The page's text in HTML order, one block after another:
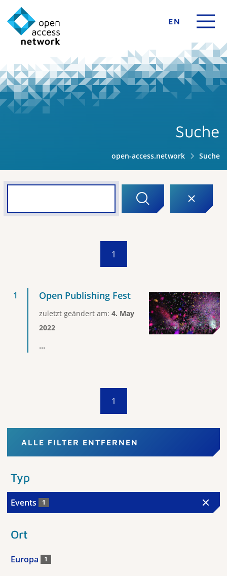
EN
Suche
open-access.network Suche
1
Open Publishing Fest
zuletzt geändert am: 4. May
2022
...
1
ALLE FILTER ENTFERNEN
Typ
Events 1
Ort
Europa 1